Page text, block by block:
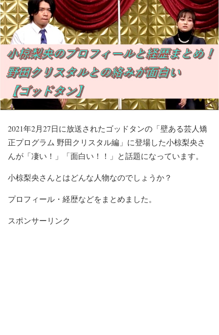
2021年2月27日に放送されたゴッドタンの「壁ある芸人矯
正プログラム 野田クリスタル編」に登場した小椋梨央さ
んが「凄い！」「面白い！！」と話題になっています。
小椋梨央さんとはどんな人物なのでしょうか？
プロフィール・経歴などをまとめました。
スポンサーリンク